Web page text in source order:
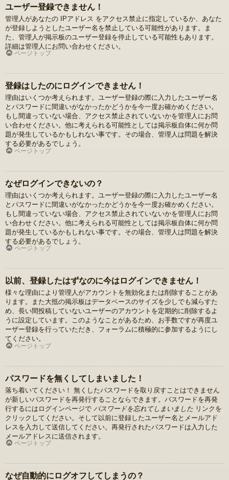
ユーザー登録できません！
管理人があなたの IPアドレス をアクセス禁止に指定しているか、あなた
が登録しようとしたユーザー名を禁止している可能性があります。ま
た、管理人が掲示板のユーザー登録を停止している可能性もあります。
詳細は管理人にお問い合わせください。
ページトップ
登録はしたのにログインできません！
理由はいくつか考えられます。ユーザー登録の際に入力したユーザー名
とパスワードに間違いがなかったかどうかを今一度お確かめください。
もし間違っていない場合、アクセス禁止されていないかを管理人にお問
い合わせください。他に考えられる可能性としては掲示板自体に何か問
題が発生しているかもしれない事です。その場合、管理人は問題を解決
する必要があるでしょう。
ページトップ
なぜログインできないの？
理由はいくつか考えられます。ユーザー登録の際に入力したユーザー名
とパスワードに間違いがなかったかどうかを今一度お確かめください。
もし間違っていない場合、アクセス禁止されていないかを管理人にお問
い合わせください。他に考えられる可能性としては掲示板自体に何か問
題が発生しているかもしれない事です。その場合、管理人は問題を解決
する必要があるでしょう。
ページトップ
以前、登録したはずなのに今はログインできません！
様々な理由により管理人がアカウントを無効化または削除することがあ
ります。また大抵の掲示板はデータベースのサイズを少しでも減らすた
め、長い間投稿していないユーザーのアカウントを定期的に削除するよ
うに設定しています。このようなことがあるため、お手数ですが再度ユ
ーザー登録を行っていただき、フォーラムに積極的に参加するようにし
てください。
ページトップ
パスワードを無くしてしまいました！
落ち着いてください！ 無くしたパスワードを取り戻すことはできません
が新しいパスワードを再発行することならできます。パスワードを再発
行するにはログインページで パスワードを忘れてしまいました リンクを
クリックしてください。そして以前に登録したユーザー名とメールアド
レスを入力して送信してください。再発行されたパスワードは入力した
メールアドレスに送信されます。
ページトップ
なぜ自動的にログオフしてしまうの？